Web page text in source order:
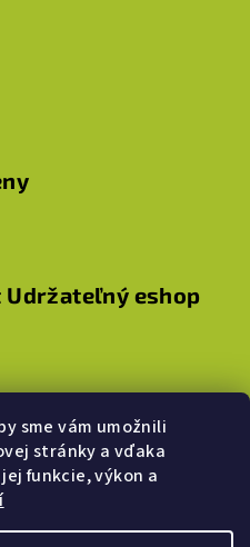
sme vám umožnili
stránky a vďaka
funkcie, výkon a
eshop